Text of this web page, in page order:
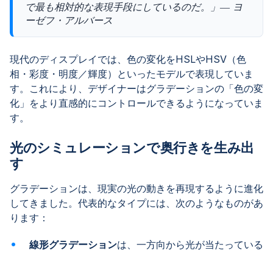
で最も相対的な表現手段にしているのだ。」― ヨ
ーゼフ・アルバース
現代のディスプレイでは、色の変化をHSLやHSV（色
相・彩度・明度／輝度）といったモデルで表現していま
す。これにより、デザイナーはグラデーションの「色の変
化」をより直感的にコントロールできるようになっていま
す。
光のシミュレーションで奥行きを生み出
す
グラデーションは、現実の光の動きを再現するように進化
してきました。代表的なタイプには、次のようなものがあ
ります：
線形グラデーションは、一方向から光が当たっている